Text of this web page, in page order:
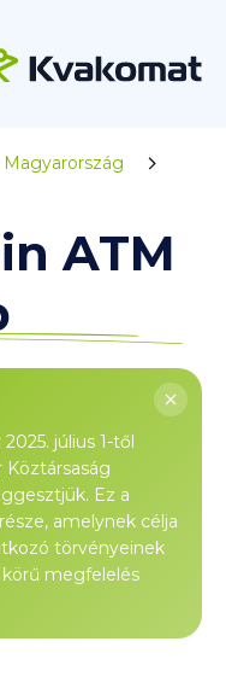
Magyarország
ATM
július 1-től
Ez a
amelynek célja
törvényeinek
megfelelés